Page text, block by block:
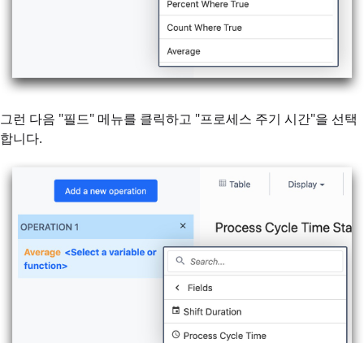
그런 다음 "필드" 메뉴를 클릭하고 "프로세스 주기 시간"을 선택
합니다.